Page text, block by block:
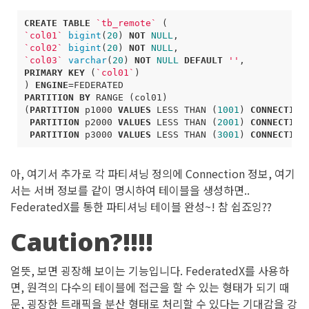
CREATE TABLE ` tb_remote `
(
` col01 ` bigint ( 20 ) NOT NULL ,
` col02 ` bigint ( 20 ) NOT NULL ,
` col03 ` varchar( 20 ) NOT NULL DEFAULT '' ,
PRIMARY KEY ( ` col01 ` )
)
ENGINE=FEDERATED
PARTITION BY RANGE ( col01 )
( PARTITION p1000 VALUES LESS THAN ( 1001 ) CONNECTION
PARTITION
p2000 VALUES LESS THAN ( 2001 ) CONNECTION
PARTITION
p3000 VALUES LESS THAN (3001 ) CONNECTION
아, 여기서 추가로 각 파티셔닝 정의에 Connection 정보, 여기
서는 서버 정보를 같이 명시하여 테이블을 생성하면..
FederatedX를 통한 파티셔닝 테이블 완성~! 참 쉽죠잉??
Caution?!!!!
얼뜻, 보면 굉장해 보이는 기능입니다. FederatedX를 사용하
면, 원격의 다수의 테이블에 접근을 할 수 있는 형태가 되기 때
문, 굉장한 트래픽을 분산 형태로 처리할 수 있다는 기대감을 강